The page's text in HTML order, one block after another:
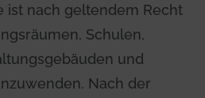
ist nach geltendem Recht
Schulen,
und
Nach der